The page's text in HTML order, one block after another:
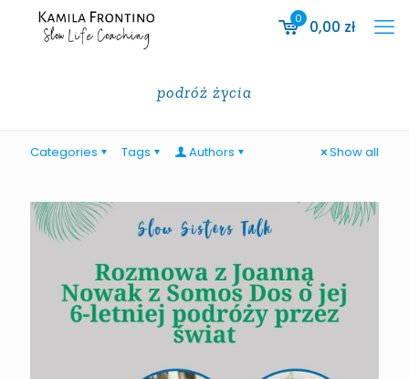
0 0,00 zł
podróż życia
Categories Tags Authors Show all